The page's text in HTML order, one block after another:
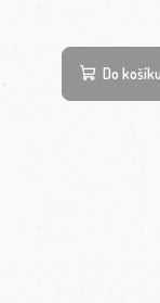
Do košíku